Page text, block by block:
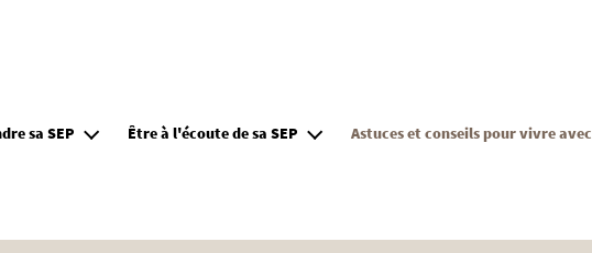
sa SEP Être à l'écoute de sa SEP Astuces et conseils pour vivre avec